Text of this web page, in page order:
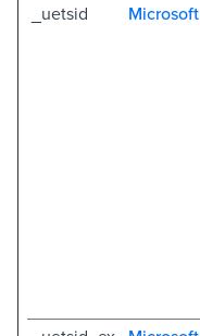
_uetsid Microsoft